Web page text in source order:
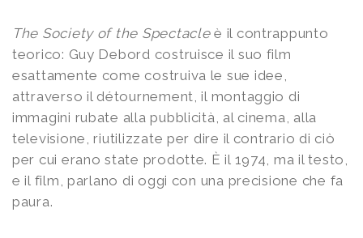
The Society of the Spectacleè il contrappunto
teorico: Guy Debord costruisce il suo film
esattamente come costruiva le sue idee,
attraverso il détournement, il montaggio di
immagini rubate alla pubblicità, al cinema, alla
televisione, riutilizzate per dire il contrario di ciò
per cui erano state prodotte. È il 1974, ma il testo,
e il film, parlano di oggi con una precisione che fa
paura.